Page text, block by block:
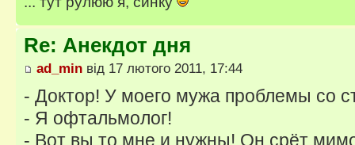
Re: Анекдот дня
ad_min від 17 лютого 2011, 17:44
- Доктор! У моего мужа проблемы со
- Я офтальмолог!
- Вот вы то мне и нужны! Он срёт